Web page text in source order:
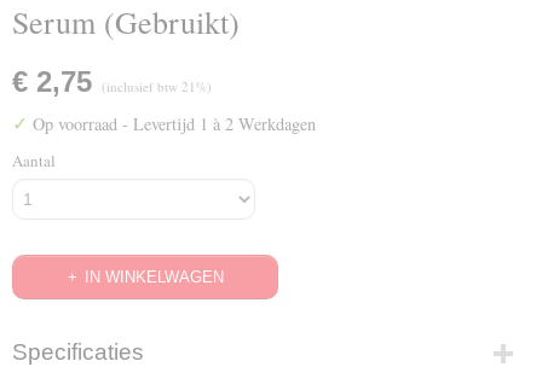
Serum (Gebruikt)
€ 2,75 (inclusief btw 21%)
✓ Op voorraad - Levertijd 1 à 2 Werkdagen
Aantal
IN WINKELWAGEN
Specificaties